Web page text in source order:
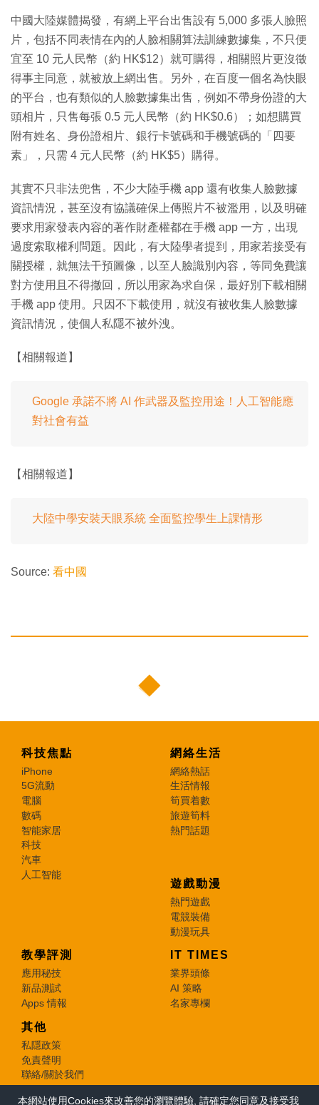
本網站使用Cookies來改善您的瀏覽體驗, 請確定您同意及接受我
中國大陸媒體揭發，有網上平台出售設有 5,000 多張人臉照
片，包括不同表情在內的人臉相關算法訓練數據集，不只便
宜至 10 元人民幣（約 HK$12）就可購得，相關照片更沒徵
得事主同意，就被放上網出售。另外，在百度一個名為快眼
的平台，也有類似的人臉數據集出售，例如不帶身份證的大
頭相片，只售每張 0.5 元人民幣（約 HK$0.6）；如想購買
附有姓名、身份證相片、銀行卡號碼和手機號碼的「四要
素」，只需 4 元人民幣（約 HK$5）購得。
其實不只非法兜售，不少大陸手機 app 還有收集人臉數據
資訊情況，甚至沒有協議確保上傳照片不被濫用，以及明確
要求用家發表內容的著作財產權都在手機 app 一方，出現
過度索取權利問題。因此，有大陸學者提到，用家若接受有
關授權，就無法干預圖像，以至人臉識別內容，等同免費讓
對方使用且不得撤回，所以用家為求自保，最好別下載相關
手機 app 使用。只因不下載使用，就沒有被收集人臉數據
資訊情況，使個人私隱不被外洩。
【相關報道】
Google 承諾不將 AI 作武器及監控用途！人工智能應
對社會有益
【相關報道】
大陸中學安裝天眼系統 全面監控學生上課情形
Source: 看中國
科技焦點
iPhone
5G流動
電腦
數碼
智能家居
科技
汽車
人工智能
網絡生活
網絡熱話
生活情報
筍買着數
旅遊筍料
熱門話題
遊戲動漫
熱門遊戲
電競裝備
動漫玩具
教學評測
應用秘技
新品測試
Apps 情報
IT TIMES
業界頭條
AI 策略
名家專欄
其他
私隱政策
免責聲明
聯絡/關於我們
© 2026 e-zone. All Rights Reserved.